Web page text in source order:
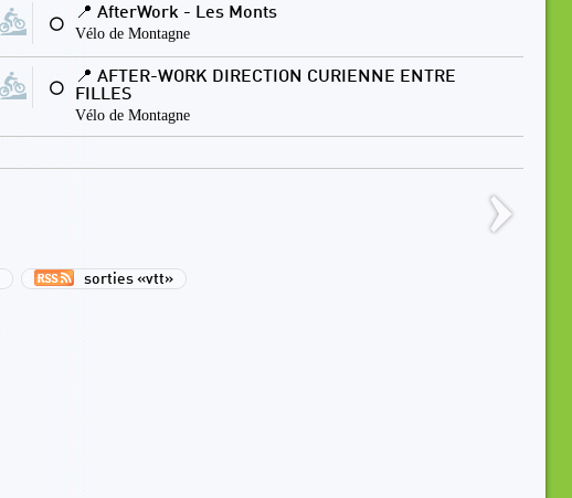
⚪
📍 AfterWork - Les Monts
Vélo de Montagne
⚪
📍 AFTER-WORK DIRECTION CURIENNE ENTRE
FILLES
Vélo de Montagne
sorties «vtt»